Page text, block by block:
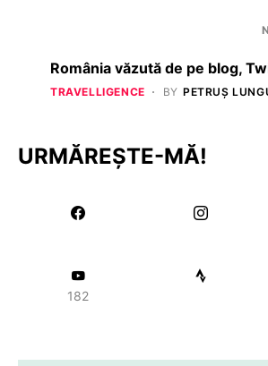
România văzută de pe blog,
TRAVELLIGENCE BY PETRUȘ
URMĂREȘTE-MĂ!
182